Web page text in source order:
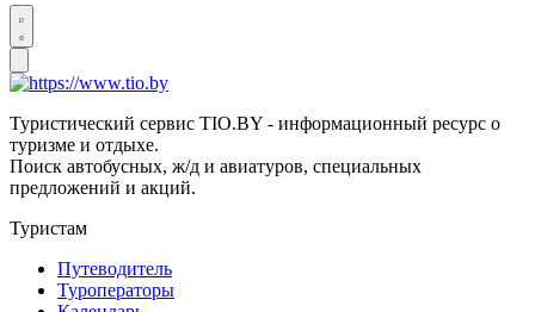
Туристический сервис TIO.BY - информационный ресурс о
туризме и отдыхе.
Поиск автобусных, ж/д и авиатуров, специальных
предложений и акций.
Туристам
Путеводитель
Туроператоры